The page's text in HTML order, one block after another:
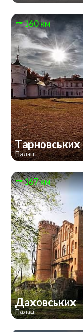
160 км
Тарновських
Палац
167 км
Даховських
Палац